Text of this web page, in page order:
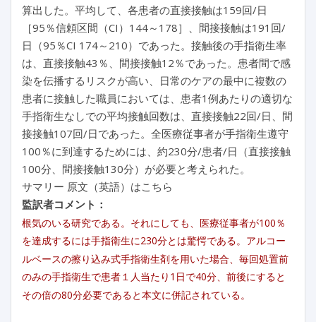
算出した。平均して、各患者の直接接触は159回/日
［95％信頼区間（CI）144～178］、間接接触は191回/
日（95％CI 174～210）であった。接触後の手指衛生率
は、直接接触43％、間接接触12％であった。患者間で感
染を伝播するリスクが高い、日常のケアの最中に複数の
患者に接触した職員においては、患者1例あたりの適切な
手指衛生なしでの平均接触回数は、直接接触22回/日、間
接接触107回/日であった。全医療従事者が手指衛生遵守
100％に到達するためには、約230分/患者/日（直接接触
100分、間接接触130分）が必要と考えられた。
サマリー 原文（英語）はこちら
監訳者コメント：
根気のいる研究である。それにしても、医療従事者が100％
を達成するには手指衛生に230分とは驚愕である。アルコー
ルベースの擦り込み式手指衛生剤を用いた場合、毎回処置前
のみの手指衛生で患者１人当たり1日で40分、前後にすると
その倍の80分必要であると本文に併記されている。